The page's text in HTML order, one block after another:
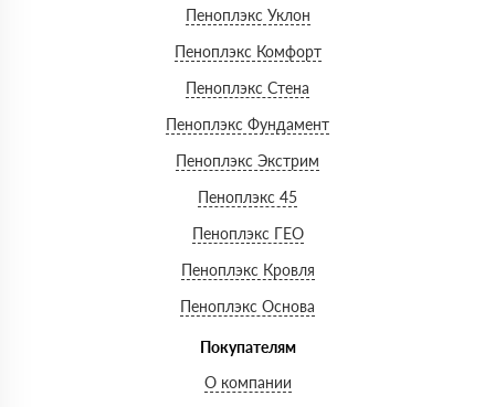
Пеноплэкс Уклон
Пеноплэкс Комфорт
Пеноплэкс Стена
Пеноплэкс Фундамент
Пеноплэкс Экстрим
Пеноплэкс 45
Пеноплэкс ГЕО
Пеноплэкс Кровля
Пеноплэкс Основа
Покупателям
О компании